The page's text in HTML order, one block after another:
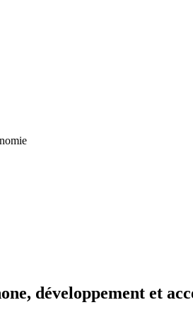
développement et